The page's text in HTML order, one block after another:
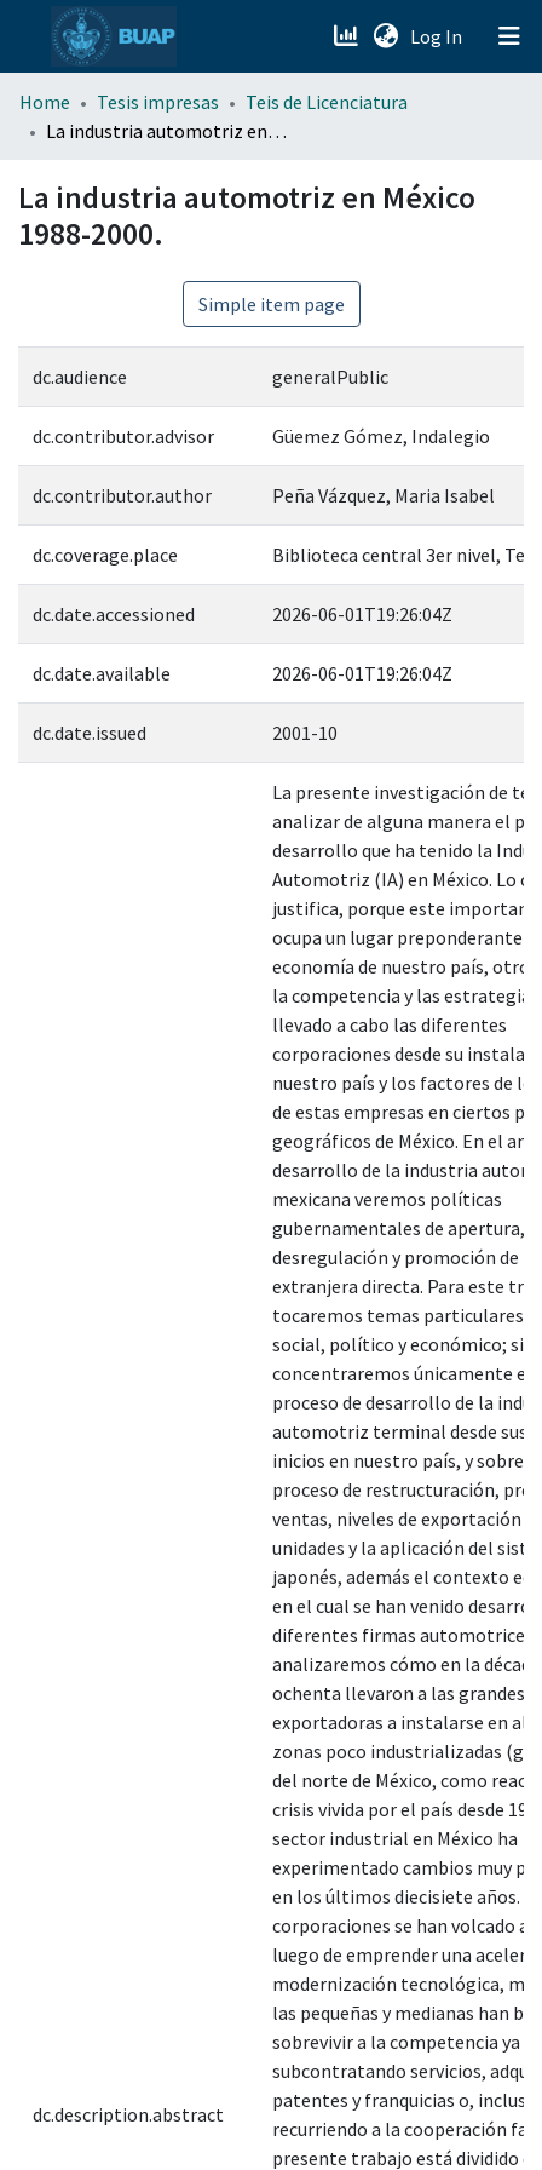
Log In (current)
menu.section.about_menu
Home Tesis impresas
Teis de Licenciatura
La industria automotriz en México 1988-2000.
La industria automotriz en México
1988-2000.
Simple item page
dc.audience generalPublic
dc.contributor.advisor Güemez Gómez, Indalegio
dc.contributor.author Peña Vázquez, Maria Isabel
dc.coverage.place Biblioteca central 3er nivel,
dc.date.accessioned 2026-06-01T19:26:04Z
dc.date.available 2026-06-01T19:26:04Z
dc.date.issued 2001-10
dc.description.abstract
La presente investigación de
analizar de alguna manera el
desarrollo que ha tenido la
Automotriz (IA) en México. Lo
justifica, porque este
ocupa un lugar preponderante
economía de nuestro país,
la competencia y las estrategias
llevado a cabo las diferentes
corporaciones desde su
nuestro país y los factores de
de estas empresas en ciertos
geográficos de México. En el
desarrollo de la industria
mexicana veremos políticas
gubernamentales de apertura,
desregulación y promoción de
extranjera directa. Para este
tocaremos temas particulares
social, político y económico; si
concentraremos únicamente en
proceso de desarrollo de la
automotriz terminal desde sus
inicios en nuestro país, y sobre
proceso de restructuración,
ventas, niveles de exportación y
unidades y la aplicación del
japonés, además el contexto
en el cual se han venido
diferentes firmas automotrices.
analizaremos cómo en la
ochenta llevaron a las grandes
exportadoras a instalarse en
zonas poco industrializadas
del norte de México, como
crisis vivida por el país desde
sector industrial en México ha
experimentado cambios muy
en los últimos diecisiete años.
corporaciones se han volcado
luego de emprender una
modernización tecnológica,
las pequeñas y medianas han
sobrevivir a la competencia ya
subcontratando servicios,
patentes y franquicias o, incluso
recurriendo a la cooperación
presente trabajo está dividido